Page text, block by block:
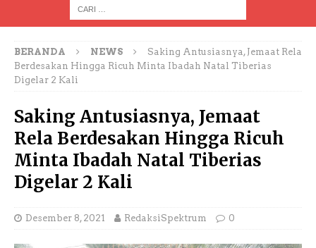
BERANDA NEWS
Saking Antusiasnya, Jemaat Rela
Berdesakan Hingga Ricuh Minta Ibadah Natal Tiberias
Digelar 2 Kali
Saking Antusiasnya, Jemaat
Rela Berdesakan Hingga Ricuh
Minta Ibadah Natal Tiberias
Digelar 2 Kali
Desember 8, 2021 RedaksiSpektrum 0